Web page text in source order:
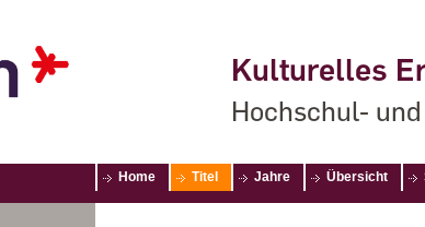
Kulturelles
Hochschul-
Home Titel Jahre Übersicht